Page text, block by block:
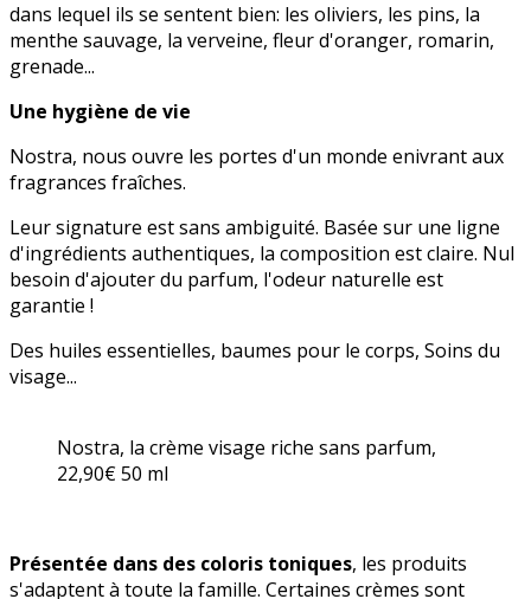
dans lequel ils se sentent bien: les oliviers, les pins, la
menthe sauvage, la verveine, fleur d'oranger, romarin,
grenade...
Une hygiène de vie
Nostra, nous ouvre les portes d'un monde enivrant aux
fragrances fraîches.
Leur signature est sans ambiguité. Basée sur une ligne
d'ingrédients authentiques, la composition est claire. Nul
besoin d'ajouter du parfum, l'odeur naturelle est
garantie !
Des huiles essentielles, baumes pour le corps, Soins du
visage...
Nostra, la crème visage riche sans parfum,
22,90€ 50 ml
Présentée dans des coloris toniques, les produits
s'adaptent à toute la famille. Certaines crèmes sont